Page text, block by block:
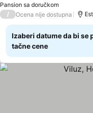
Pansion sa doručkom
/ Ocena nije dostupna
Izaberi datume da bi se
tačne cene